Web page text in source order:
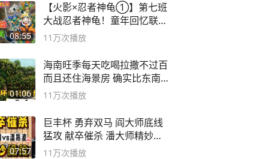
08:55
【火影×忍者神龟①】第七班
大战忍者神龟！童年回忆联动
论武？
11万次播放
01:06
海南旺季每天吃喝拉撒不过百
而且还住海景房 确实比东南
亚合适
11万次播放
07:57
巨丰杯 勇弃双马 阎大师底线
猛攻 献卒催杀 潘大师精妙入
局
11万次播放